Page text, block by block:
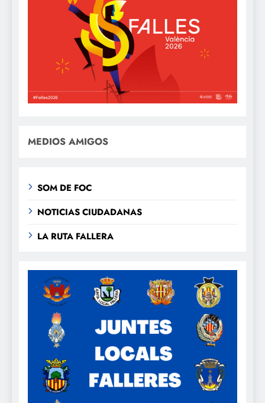
MEDIOS AMIGOS
SOM DE FOC
NOTICIAS CIUDADANAS
LA RUTA FALLERA